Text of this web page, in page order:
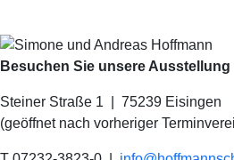
Besuchen Sie unsere Ausstellung
Steiner Straße 1 | 75239 Eisingen
(geöffnet nach vorheriger